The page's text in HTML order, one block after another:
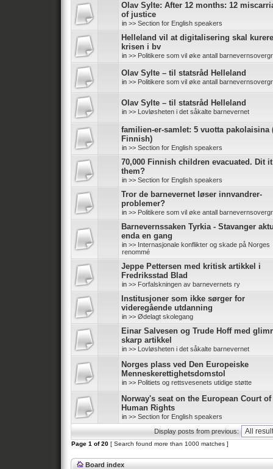
Olav Sylte: After 12 months: 12
of justice
in >> Section for English speakers
Helleland vil at digitalisering skal kurere
krisen i bv
in >> Politikere som vil øke antall
Olav Sylte – til statsråd Helleland
in >> Politikere som vil øke antall
Olav Sylte – til statsråd Helleland
in >> Lovløsheten i det såkalte barnevernet
familien-er-samlet: 5 vuotta pakolaisina
Finnish)
in >> Section for English speakers
70,000 Finnish children evacuated. Dit
them?
in >> Section for English speakers
Tror de barnevernet løser innvandrer-
problemer?
in >> Politikere som vil øke antall
Barnevernssaken Tyrkia - Stavanger
enda en gang
in >> Internasjonale konflikter og skade på Norges
renommé
Jeppe Pettersen med kritisk artikkel i
Fredriksstad Blad
in >> Forfalskningen av barnevernets ry
Institusjoner som ikke sørger for
videregående utdanning
in >> Ødelagt skolegang
Einar Salvesen og Trude Hoff med
skarp artikkel
in >> Lovløsheten i det såkalte barnevernet
Norges plass ved Den Europeiske
Menneskerettighetsdomstol
in >> Politiets og rettsvesenets utidige støtte
Norway's seat on the European Court of
Human Rights
in >> Section for English speakers
Display posts from previous:
Page 1 of20 [ Search found more than 1000 matches ]
Board index